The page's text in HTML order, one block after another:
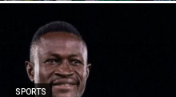
SPORTS